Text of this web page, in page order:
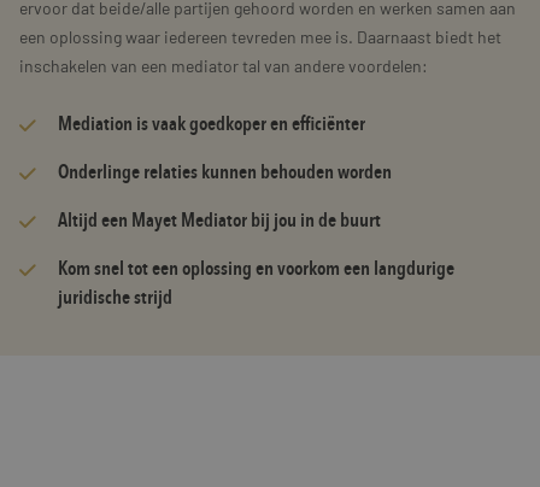
ervoor dat beide/alle partijen gehoord worden en werken samen aan
een oplossing waar iedereen tevreden mee is. Daarnaast biedt het
inschakelen van een mediator tal van andere voordelen:
Mediation is vaak goedkoper en efficiënter
Onderlinge relaties kunnen behouden worden
Altijd een Mayet Mediator bij jou in de buurt
Kom snel tot een oplossing en voorkom een langdurige
juridische strijd